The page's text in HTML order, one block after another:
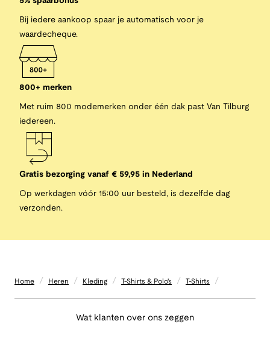
Bij iedere aankoop spaar je automatisch voor je
waardecheque.
800+ merken
Met ruim 800 modemerken onder één dak past Van Tilburg
iedereen.
Gratis bezorging vanaf € 59,95 in Nederland
Op werkdagen vóór 15:00 uur besteld, is dezelfde dag
verzonden.
Home / Heren / Kleding / T-Shirts & Polo's / T-Shirts /
Wat klanten over ons zeggen